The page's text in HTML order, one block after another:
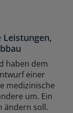
haben dem
einer
medizinische
um. Ein
ändern soll.